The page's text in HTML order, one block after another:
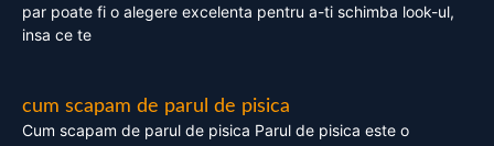
par poate fi o alegere excelenta pentru a-ti schimba look-ul,
insa ce te
cum scapam de parul de pisica
Cum scapam de parul de pisica Parul de pisica este o